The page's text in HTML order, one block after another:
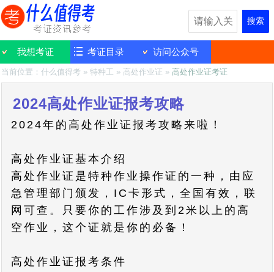
搜索
我想考证 考证目录 访问公众号
当前位置：什么值得考 »特种工 » 高处作业证 »高处作业证考证
2024高处作业证报考攻略
2024年的高处作业证报考攻略来啦！
高处作业证基本介绍
高处作业证是特种作业操作证的一种，由应
急管理部门颁发，IC卡形式，全国有效，联
网可查。只要你的工作涉及到2米以上的高
空作业，这个证就是你的必备！
高处作业证报考条件